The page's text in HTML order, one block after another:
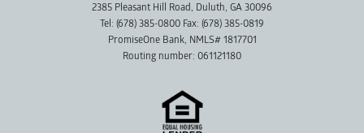
2385 Pleasant Hill Road, Duluth, GA 30096
Tel: (678) 385-0800 Fax: (678) 385-0819
PromiseOne Bank, NMLS# 1817701
Routing number: 061121180